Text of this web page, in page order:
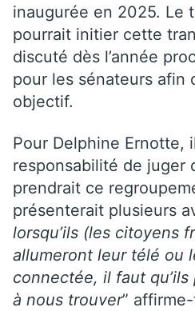
inaugurée en 2025. Le
pourrait initier cette
discuté dès l’année
pour les sénateurs afin
objectif.
Pour Delphine Ernotte,
responsabilité de juger
prendrait ce
présenterait plusieurs
lorsqu’ils (les citoyens
allumeront leur télé ou
connectée, il faut
à nous trouver”